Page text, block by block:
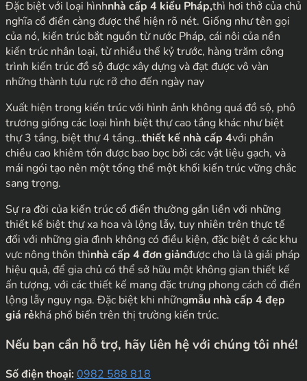
Đặc biệt với loại hìnhnhà cấp 4 kiểu Pháp,thì hơi thở của chủ
nghĩa cổ điển càng được thể hiện rõ nét. Giống như tên gọi
của nó, kiến trúc bắt nguồn từ nước Pháp, cái nôi của nền
kiến trúc nhân loại, từ nhiều thế kỷ trước, hàng trăm công
trình kiến trúc đồ sộ được xây dựng và đạt được vô vàn
những thành tựu rực rỡ cho đến ngày nay
Xuất hiện trong kiến trúc với hình ảnh không quá đồ sộ, phô
trương giống các loại hình biệt thự cao tầng khác như biệt
thự 3 tầng, biệt thự 4 tầng…thiết kế nhà cấp 4với phần
chiều cao khiêm tốn được bao bọc bởi các vật liệu gạch, và
mái ngói tạo nên một tổng thể một khối kiến trúc vững chắc
sang trọng.
Sự ra đời của kiến trúc cổ điển thường gắn liền với những
thiết kế biệt thự xa hoa và lộng lẫy, tuy nhiên trên thực tế
đối với những gia đình không có điều kiện, đặc biệt ở các khu
vực nông thôn thìnhà cấp 4 đơn giảnđược cho là là giải pháp
hiệu quả, để gia chủ có thể sở hữu một không gian thiết kế
ấn tượng, với các thiết kế mang đặc trưng phong cách cổ điển
lộng lẫy nguy nga. Đặc biệt khi nhữngmẫu nhà cấp 4 đẹp
giá rẻkhá phổ biến trên thị trường kiến trúc.
Nếu bạn cần hỗ trợ, hãy liên hệ với chúng tôi nhé!
Số điện thoại:0982 588 818